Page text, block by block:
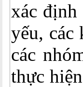
xác
yếu, các
các
thực